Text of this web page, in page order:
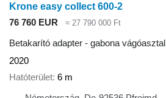
Krone easy collect 600-2
76 760 EUR
≈ 27 790 000 Ft
Betakarító adapter - gabona vágóasztal
2020
Hatóterület 6 m